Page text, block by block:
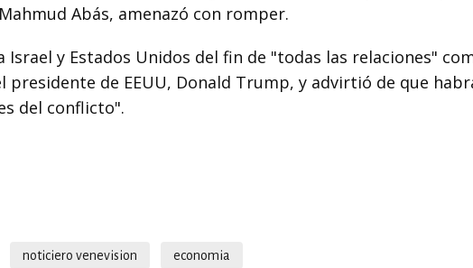
Abás, amenazó con romper.
y Estados Unidos del fin de "todas las relaciones"
presidente de EEUU, Donald Trump, y advirtió de que
del conflicto".
noticiero venevision economia